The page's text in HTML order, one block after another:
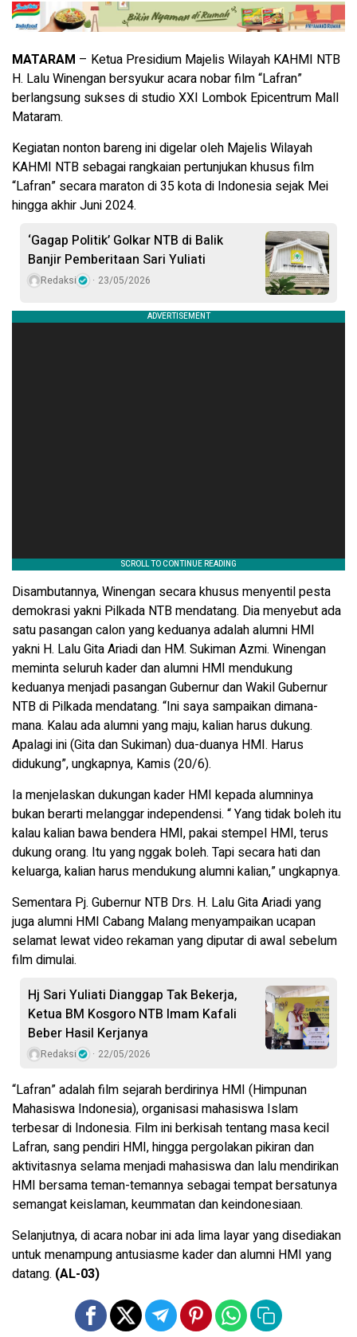
MATARAM – Ketua Presidium Majelis Wilayah KAHMI NTB
H. Lalu Winengan bersyukur acara nobar film “Lafran”
berlangsung sukses di studio XXI Lombok Epicentrum Mall
Mataram.
Kegiatan nonton bareng ini digelar oleh Majelis Wilayah
KAHMI NTB sebagai rangkaian pertunjukan khusus film
“Lafran” secara maraton di 35 kota di Indonesia sejak Mei
hingga akhir Juni 2024.
‘Gagap Politik’ Golkar NTB di Balik
Banjir Pemberitaan Sari Yuliati
Redaksi 23/05/2026
Disambutannya, Winengan secara khusus menyentil pesta
demokrasi yakni Pilkada NTB mendatang. Dia menyebut ada
satu pasangan calon yang keduanya adalah alumni HMI
yakni H. Lalu Gita Ariadi dan HM. Sukiman Azmi. Winengan
meminta seluruh kader dan alumni HMI mendukung
keduanya menjadi pasangan Gubernur dan Wakil Gubernur
NTB di Pilkada mendatang. “Ini saya sampaikan dimana-
mana. Kalau ada alumni yang maju, kalian harus dukung.
Apalagi ini (Gita dan Sukiman) dua-duanya HMI. Harus
didukung”, ungkapnya, Kamis (20/6).
Ia menjelaskan dukungan kader HMI kepada alumninya
bukan berarti melanggar independensi. “ Yang tidak boleh itu
kalau kalian bawa bendera HMI, pakai stempel HMI, terus
dukung orang. Itu yang nggak boleh. Tapi secara hati dan
keluarga, kalian harus mendukung alumni kalian,” ungkapnya.
Sementara Pj. Gubernur NTB Drs. H. Lalu Gita Ariadi yang
juga alumni HMI Cabang Malang menyampaikan ucapan
selamat lewat video rekaman yang diputar di awal sebelum
film dimulai.
Hj Sari Yuliati Dianggap Tak Bekerja,
Ketua BM Kosgoro NTB Imam Kafali
Beber Hasil Kerjanya
Redaksi 22/05/2026
“Lafran” adalah film sejarah berdirinya HMI (Himpunan
Mahasiswa Indonesia), organisasi mahasiswa Islam
terbesar di Indonesia. Film ini berkisah tentang masa kecil
Lafran, sang pendiri HMI, hingga pergolakan pikiran dan
aktivitasnya selama menjadi mahasiswa dan lalu mendirikan
HMI bersama teman-temannya sebagai tempat bersatunya
semangat keislaman, keummatan dan keindonesiaan.
Selanjutnya, di acara nobar ini ada lima layar yang disediakan
untuk menampung antusiasme kader dan alumni HMI yang
datang. (AL-03)